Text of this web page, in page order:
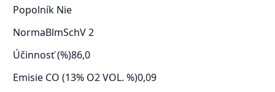
Popolník Nie
NormaBlmSchV 2
Účinnosť (%)86,0
Emisie CO (13% O2 VOL. %)0,09